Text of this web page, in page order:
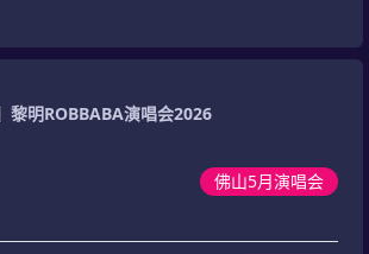
黎明ROBBABA演唱会2026
佛山5月演唱会